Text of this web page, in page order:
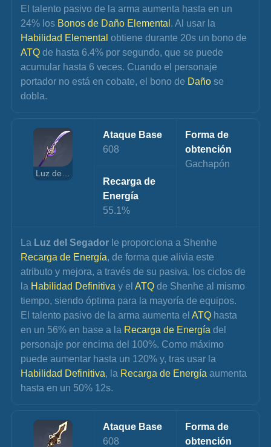
El talento pasivo de la arma aumenta hasta en un
24% los Bonos de Daño Elemental . Al usar la
Habilidad Elemental obtiene durante 20s un bono de
ATQ de hasta 6.4% por segundo, que se puede
acumular hasta 6 veces. Cuando el personaje
portador no está en cobate, el bono de Daño se
dobla.
Ataque Base
608
Forma de
obtención
Gachapón
Recarga de
Energía
55.1%
La Luz del Segador le proporciona a Shenhe
Recarga de Energía, de forma que alivia este
atributo y mejora, a través de su pasiva, los ciclos de
la Habilidad Definitiva y el ATQ de Shenhe al mismo
tiempo, siendo óptima para la mayoría de equipos.
El talento pasivo de la arma aumenta el ATQ hasta
en un 56% en base a la Recarga de Energía del
personaje por encima del 100%. Como máximo
puede aumentar hasta un 120% y, tras usar la
Habilidad Definitiva, la Recarga de Energía aumenta
hasta en un 50% 12s.
Ataque Base
608
Forma de
obtención